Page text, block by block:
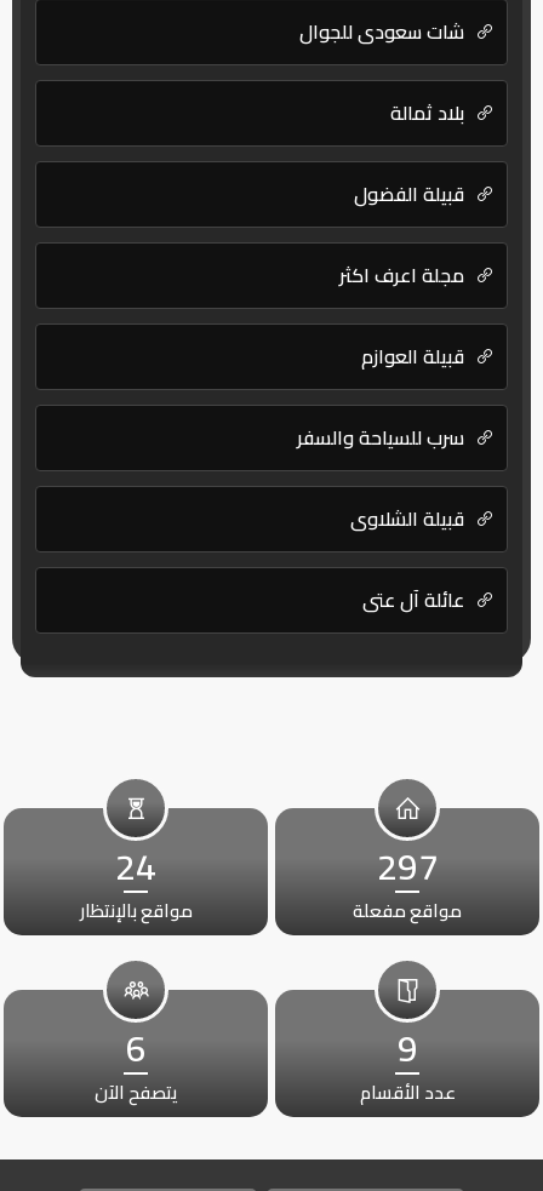
شات سعودي للجوال
بلاد ثمالة
قبيلة الفضول
مجلة اعرف اكثر
قبيلة العوازم
سرب للسياحة والسفر
قبيلة الشلاوى
عائلة آل عتي
297
مواقع مفعلة
24
مواقع بالإنتظار
9
عدد الأقسام
6
يتصفح الآن